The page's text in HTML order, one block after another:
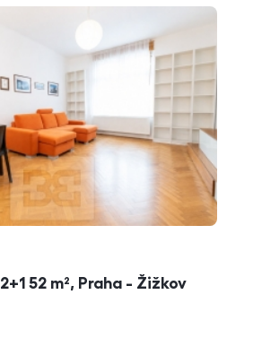
52 m², Praha - Žižkov